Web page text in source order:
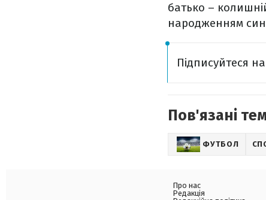
батько –
народженням
Підписуйтеся
Пов'язані
ФУТБОЛ
Про нас
Редакція